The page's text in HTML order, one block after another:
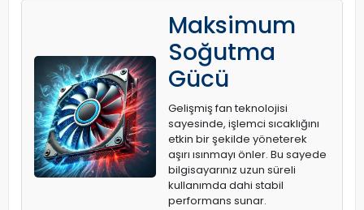
Maksimum
Soğutma
Gücü
Gelişmiş fan teknolojisi
sayesinde, işlemci sıcaklığını
etkin bir şekilde yöneterek
aşırı ısınmayı önler. Bu sayede
bilgisayarınız uzun süreli
kullanımda dahi stabil
performans sunar.